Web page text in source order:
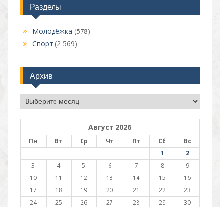
Разделы
Молодёжка (578)
Спорт (2 569)
Архив
Архив
Август 2026
Пн Вт Ср Чт Пт Сб
Вс
1
2
3
4 5 6 7 8
9
10
11 12 13 14 15
16
17
18 19 20 21 22
23
24
25 26 27 28 29
30